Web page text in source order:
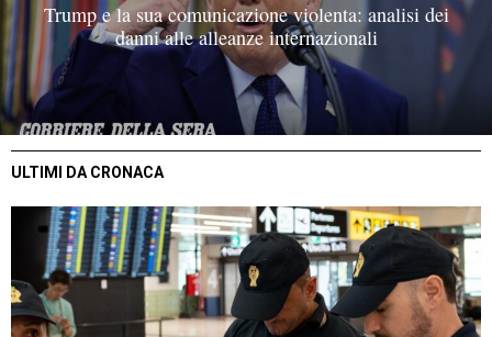
Trump e la sua comunicazione violenta: analisi dei
danni alle alleanze internazionali
ULTIMI DA CRONACA